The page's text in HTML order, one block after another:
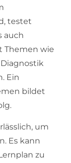
testet
auch
Themen wie
Ein
bildet
um
Es kann
zu